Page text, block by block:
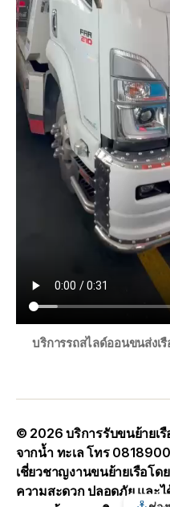
บริการรถสไลด์ออนขนส่งเ
© 2026บริการรับขนย้ายเ
จากน้ำ ทะเล โทร
เชี่ยวชาญงานขนย้ายเรือโด
ความสะดวก ปลอดภัย และ